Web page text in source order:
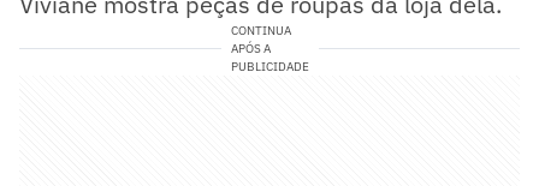
CONTINUA
APÓS A
PUBLICIDADE